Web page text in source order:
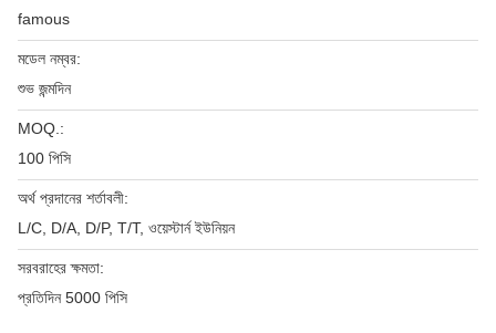
famous
মডেল নম্বর:
শুভ জন্মদিন
MOQ.:
100 পিসি
অর্থ প্রদানের শর্তাবলী:
L/C, D/A, D/P, T/T, ওয়েস্টার্ন ইউনিয়ন
সরবরাহের ক্ষমতা:
প্রতিদিন 5000 পিসি